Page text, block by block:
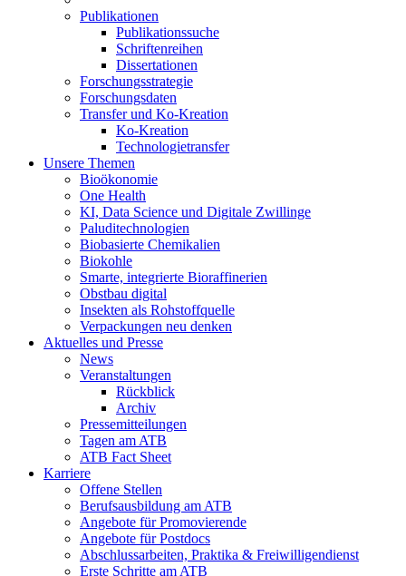
Publikationen
Publikationssuche
Schriftenreihen
Dissertationen
Forschungsstrategie
Forschungsdaten
Transfer und Ko-Kreation
Ko-Kreation
Technologietransfer
Unsere Themen
Bioökonomie
One Health
KI, Data Science und Digitale Zwillinge
Paluditechnologien
Biobasierte Chemikalien
Biokohle
Smarte, integrierte Bioraffinerien
Obstbau digital
Insekten als Rohstoffquelle
Verpackungen neu denken
Aktuelles und Presse
News
Veranstaltungen
Rückblick
Archiv
Pressemitteilungen
Tagen am ATB
ATB Fact Sheet
Karriere
Offene Stellen
Berufsausbildung am ATB
Angebote für Promovierende
Angebote für Postdocs
Abschlussarbeiten, Praktika & Freiwilligendienst
Erste Schritte am ATB